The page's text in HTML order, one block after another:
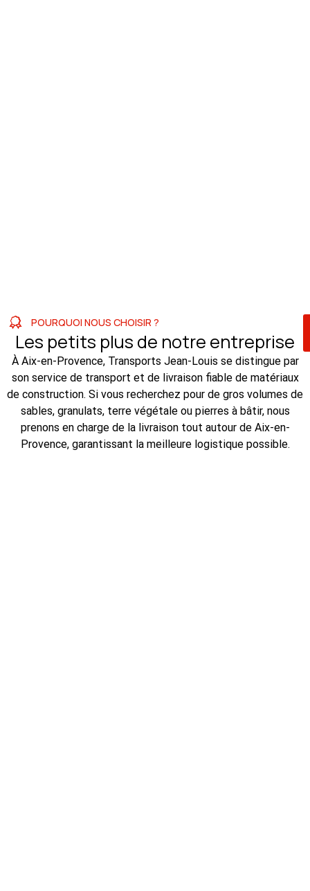
POURQUOI NOUS CHOISIR ?
Les petits plus de notre entreprise
À Aix-en-Provence, Transports Jean-Louis se distingue par
son service de transport et de livraison fiable de matériaux
de construction. Si vous recherchez pour de gros volumes de
sables, granulats, terre végétale ou pierres à bâtir, nous
prenons en charge de la livraison tout autour de Aix-en-
Provence, garantissant la meilleure logistique possible.